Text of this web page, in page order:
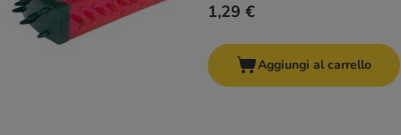
1,29 €
Aggiungi al carrello